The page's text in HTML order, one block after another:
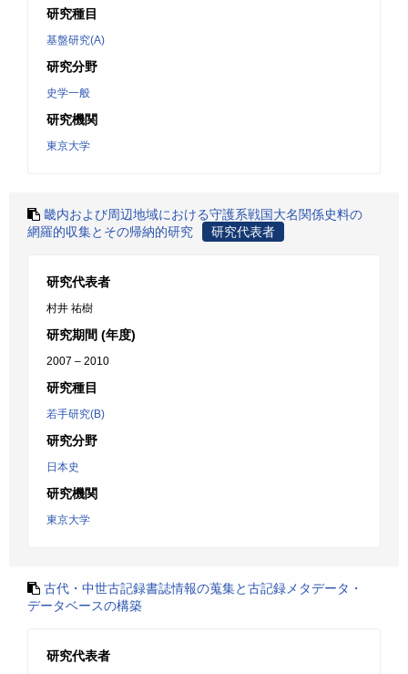
研究種目
基盤研究(A)
研究分野
史学一般
研究機関
東京大学
畿内および周辺地域における守護系戦国大名関係史料の
網羅的収集とその帰納的研究
研究代表者
研究代表者
村井 祐樹
研究期間 (年度)
2007 – 2010
研究種目
若手研究(B)
研究分野
日本史
研究機関
東京大学
古代・中世古記録書誌情報の蒐集と古記録メタデータ・
データベースの構築
研究代表者